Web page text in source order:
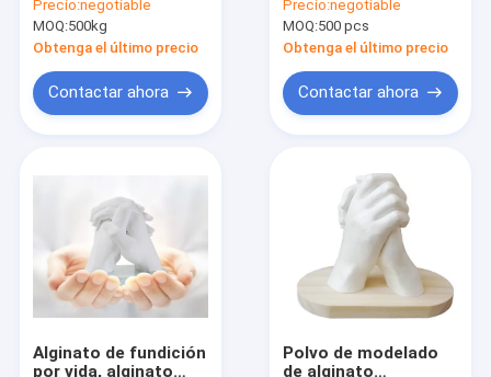
alginato dental para
el moldeado
Precio:negotiable
MOQ:500kg
Obtenga el último precio
Contactar ahora
moldeo, moldes de
alginato para
fundición
Precio:negotiable
MOQ:500 pcs
Obtenga el último precio
Contactar ahora
Alginato de fundición
por vida, alginato
Polvo de modelado
de alginato